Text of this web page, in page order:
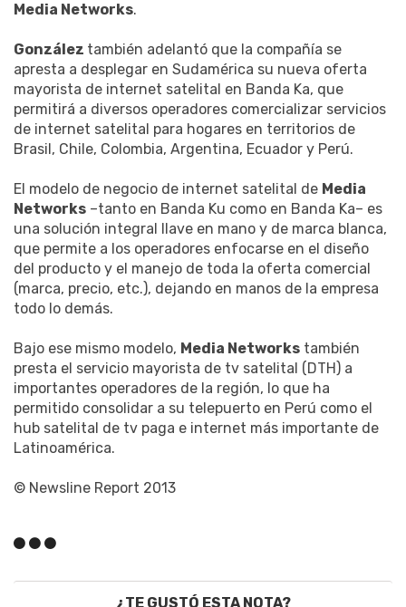
Media Networks.
González también adelantó que la compañía se
apresta a desplegar en Sudamérica su nueva oferta
mayorista de internet satelital en Banda Ka, que
permitirá a diversos operadores comercializar servicios
de internet satelital para hogares en territorios de
Brasil, Chile, Colombia, Argentina, Ecuador y Perú.
El modelo de negocio de internet satelital de Media
Networks –tanto en Banda Ku como en Banda Ka– es
una solución integral llave en mano y de marca blanca,
que permite a los operadores enfocarse en el diseño
del producto y el manejo de toda la oferta comercial
(marca, precio, etc.), dejando en manos de la empresa
todo lo demás.
Bajo ese mismo modelo, Media Networks también
presta el servicio mayorista de tv satelital (DTH) a
importantes operadores de la región, lo que ha
permitido consolidar a su telepuerto en Perú como el
hub satelital de tv paga e internet más importante de
Latinoamérica.
© Newsline Report 2013
¿TE GUSTÓ ESTA NOTA?